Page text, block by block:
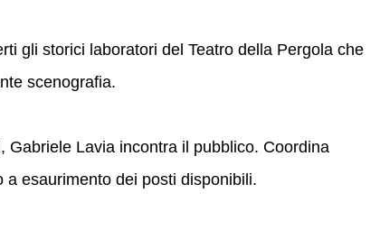
gli storici laboratori del Teatro della Pergola che
scenografia.
Gabriele Lavia incontra il pubblico. Coordina
esaurimento dei posti disponibili.